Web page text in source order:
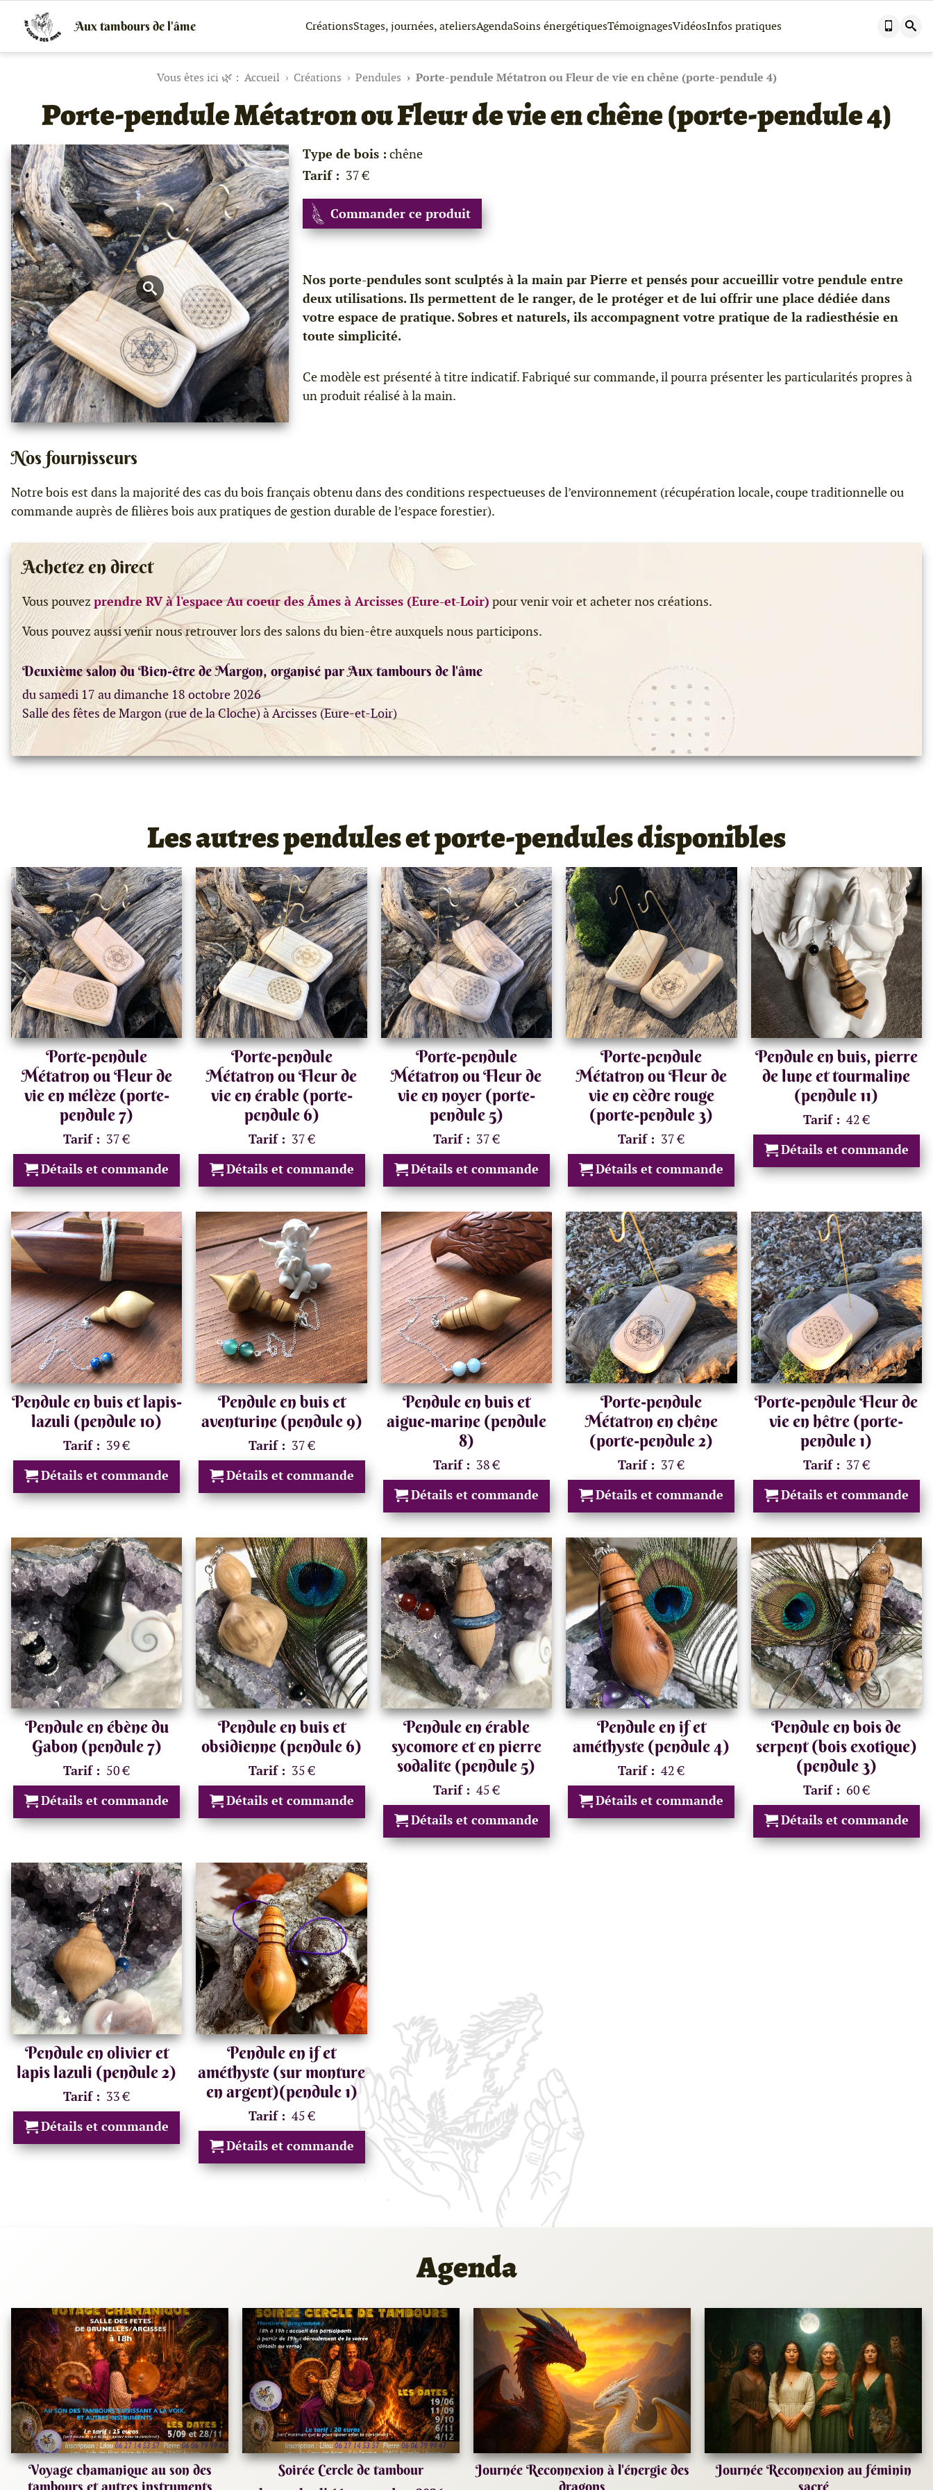
Aux tambours de l'âme
de
peaux
et
et
de
peintures
canalisées,
soins
énergétiques,
stages
CréationsStages, journées, ateliersAgendaSoins énergétiquesTémoignagesVidéosInfos pratiques Nous
contacter
Effectuer
une
ce
Accueil Créations Pendules Porte-pendule Métatron ou Fleur de vie en chêne (porte-pendule 4)
Porte-pendule Métatron ou Fleur de vie en chêne (porte-pendule 4)
Type de bois : chêne
Tarif : 37 €
Commander ce produit
Nos porte-pendules sont sculptés à la main par Pierre et pensés pour accueillir votre pendule entre
deux utilisations. Ils permettent de le ranger, de le protéger et de lui offrir une place dédiée dans
votre espace de pratique. Sobres et naturels, ils accompagnent votre pratique de la radiesthésie en
toute simplicité.
Ce modèle est présenté à titre indicatif. Fabriqué sur commande, il pourra présenter les particularités propres à
un produit réalisé à la main.
Nos fournisseurs
Notre bois est dans la majorité des cas du bois français obtenu dans des conditions respectueuses de l’environnement (récupération locale, coupe traditionnelle ou
commande auprès de filières bois aux pratiques de gestion durable de l’espace forestier).
Achetez en direct
Vous pouvez prendre RV à l'espace Au coeur des Âmes à Arcisses (Eure-et-Loir) pour venir voir et acheter nos créations.
Vous pouvez aussi venir nous retrouver lors des salons du bien-être auxquels nous participons.
Deuxième salon du Bien-être de Margon, organisé par Aux tambours de l'âme
du samedi 17 au dimanche 18 octobre 2026
Salle des fêtes de Margon (rue de la Cloche) à Arcisses (Eure-et-Loir)
Les autres pendules et porte-pendules disponibles
Porte-pendule
Métatron ou Fleur de
vie en mélèze (porte-
pendule 7)
Tarif : 37 €
Détails et commande
Porte-pendule
Métatron ou Fleur de
vie en érable (porte-
pendule 6)
Tarif : 37 €
Détails et commande
Porte-pendule
Métatron ou Fleur de
vie en noyer (porte-
pendule 5)
Tarif : 37 €
Détails et commande
Porte-pendule
Métatron ou Fleur de
vie en cèdre rouge
(porte-pendule 3)
Tarif : 37 €
Détails et commande
Pendule en buis, pierre
de lune et tourmaline
(pendule 11)
Tarif : 42 €
Détails et commande
Pendule en buis et lapis-
lazuli (pendule 10)
Tarif : 39 €
Détails et commande
Pendule en buis et
aventurine (pendule 9)
Tarif : 37 €
Détails et commande
Pendule en buis et
aigue-marine (pendule
8)
Tarif : 38 €
Détails et commande
Porte-pendule
Métatron en chêne
(porte-pendule 2)
Tarif : 37 €
Détails et commande
Porte-pendule Fleur de
vie en hêtre (porte-
pendule 1)
Tarif : 37 €
Détails et commande
Pendule en ébène du
Gabon (pendule 7)
Tarif : 50 €
Détails et commande
Pendule en buis et
obsidienne (pendule 6)
Tarif : 35 €
Détails et commande
Pendule en érable
sycomore et en pierre
sodalite (pendule 5)
Tarif : 45 €
Détails et commande
Pendule en if et
améthyste (pendule 4)
Tarif : 42 €
Détails et commande
Pendule en bois de
serpent (bois exotique)
(pendule 3)
Tarif : 60 €
Détails et commande
Pendule en olivier et
lapis lazuli (pendule 2)
Tarif : 33 €
Détails et commande
Pendule en if et
améthyste (sur monture
en argent)(pendule 1)
Tarif : 45 €
Détails et commande
Agenda
Voyage chamanique au son des
tambours et autres instruments
Soirée Cercle de tambour
Journée Reconnexion à l'énergie des
dragons
Journée Reconnexion au féminin
sacré